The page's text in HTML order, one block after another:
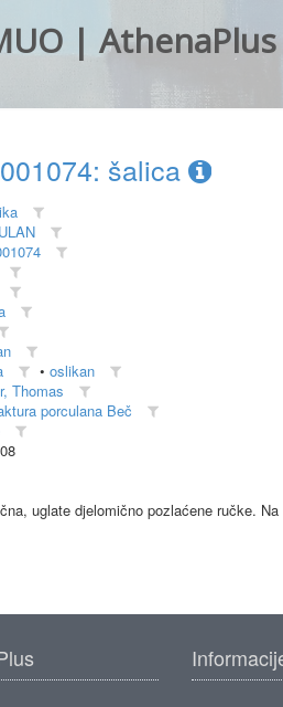
| AthenaPlus
šalica
• oslikan
Thomas
porculana Beč
uglate djelomično pozlaćene ručke.